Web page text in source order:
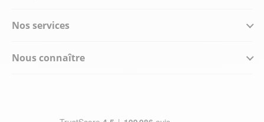
Nos services
Nous connaître